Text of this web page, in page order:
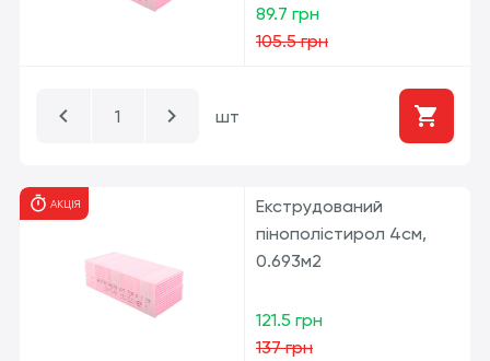
89.7 грн
105.5 грн
шт
АКЦІЯ
Екструдований
пінополістирол 4см,
0.693м2
121.5 грн
137 грн